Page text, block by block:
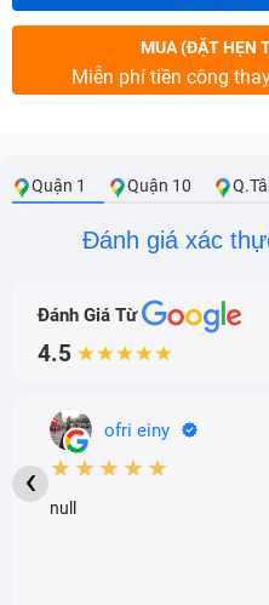
MUA (ĐẶT HẸN
Miễn phí tiền công
Quận 1 Quận 10
Đánh giá xác
Đánh Giá Từ
4.5 ★★★★★
ofri einy
★★★★★
null
‹